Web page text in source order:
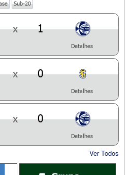
Sub-20
x 1
Detalhes
x 0
Detalhes
x 0
Detalhes
Ver Todos